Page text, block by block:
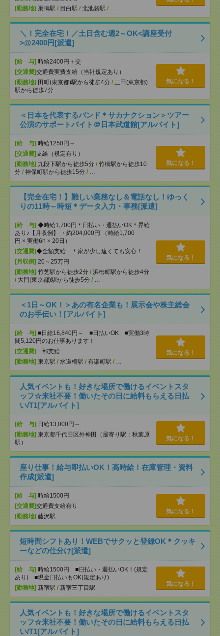
[勤務地] 巣鴨駅 / 目白駅 / 北池袋駅 / …
＼！完全在宅！／土日含む週2～OK<講座受付
>@2400円[派遣]
[給 与] 時給2400円＋交
[交通費]交通費実費支給（当社規定あり）
[勤務地] 田町(東京都)駅から徒歩4分 / 三田(東京都)
駅から徒歩7分
気になる！
＜日本を代表するバンド＊サカナクション＞ツアー
公演のサポートバイト＠日本武道館[アルバイト]
[給 与] 時給1250円～
[交通費]支給（規定有り）
[勤務地] 九段下駅から徒歩5分 / 竹橋駅から徒歩10
分 / 神保町駅から徒歩15分 / …
気になる！
【完全在宅！】難しい業務なし＆電話なし！ゆっく
りの11時～時短＊データ入力・事務[派遣]
[給 与] ◆時給1,700円＊日払い・週払いOK＊昇給
あり♪【月収例】 ・約204,000円 （時給1,700
円 × 実働6h × 20日）
[交通費]◆全額支給 ＊家が少し遠くても安心！
[月収例] 20～25万円
[勤務地] 竹芝駅から徒歩2分 / 浜松町駅から徒歩4分
/ 大門(東京都)駅から徒歩5分 / …
気になる！
＜1日～OK！＞あの有名企業も！展示会や株主総会
のお手伝い！[アルバイト]
[給 与] ■日給16,840円～ ■日払いOK ■実働3時
間5,120円のお仕事あります！
[交通費]一部支給
[勤務地] 東京駅 / 水道橋駅 / 有楽町駅 / …
気になる！
人気イベントも！好きな場所で働けるイベントスタ
ッフ☆来社不要！働いたその日に給料もらえる日払
い/T1[アルバイト]
[給 与] 日給13,000円～
[勤務地] 東京都千代田区外神田（最寄り駅：秋葉原
駅）
気になる！
座り仕事！給与即払いOK！高時給！在庫管理・資料
作成[派遣]
[給 与] 時給1500円
[交通費]交通費支給有り
[勤務地] 藤沢駅
気になる！
短時間シフトあり！WEBでサクッと登録OK＊クッキ
ーなどの仕分け[派遣]
[給 与] 時給1500円 ■日払い・週払いOK！(規定
あり) ■現金日払いもOK(規定あり)
[勤務地] 新宿駅 / 新宿三丁目駅
気になる！
人気イベントも！好きな場所で働けるイベントスタ
ッフ☆来社不要！働いたその日に給料もらえる日払
い/T1[アルバイト]